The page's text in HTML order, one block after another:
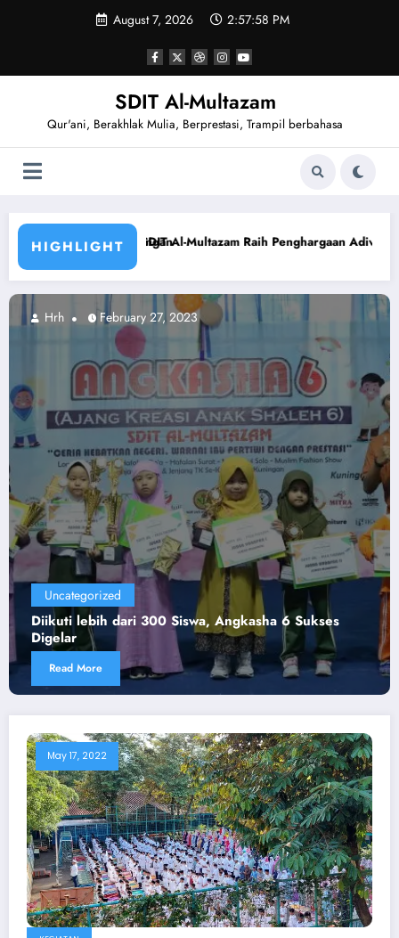
August 7, 2026 2:57:59 PM
SDIT Al-Multazam
Qur'ani, Berakhlak Mulia, Berprestasi, Trampil berbahasa
HIGHLIGHT
Raih Penghargaan Adiwiyata dari Bupati Kuningan121 Santri
300 Siswa, Angkasha 6 Sukses
27, 2023
Uncategorized
Laura Raih
Wilayah 3
Read More
Hrh
May 17, 2022